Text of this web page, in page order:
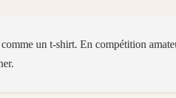
un t-shirt. En compétition